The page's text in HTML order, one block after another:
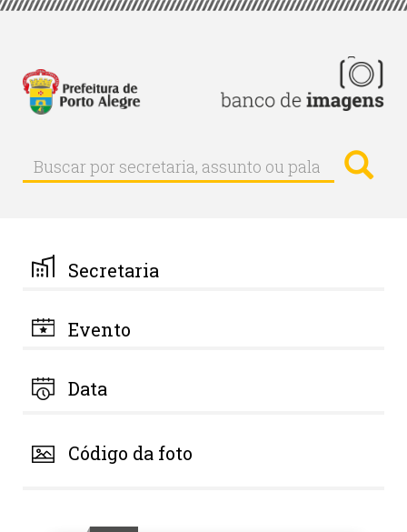
Pular
principal
Buscar
Buscar
por
palavra-
chave
Secretaria
Evento
Data
Código da foto